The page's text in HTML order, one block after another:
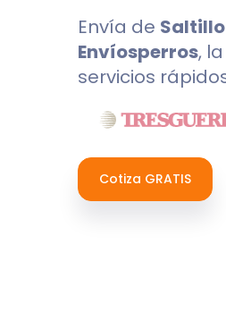
Envía de Saltillo
Envíosperros, la
servicios
Cotiza GRATIS